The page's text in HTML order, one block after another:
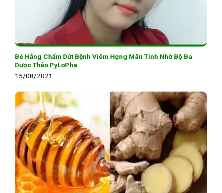
Bé Hằng Chấm Dứt Bệnh Viêm Họng Mãn Tính Nhờ Bộ Ba
Dược Thảo PyLoPha
15/08/2021